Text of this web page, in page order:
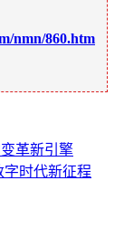
nmn/860.htm
革新引擎
字时代新征程